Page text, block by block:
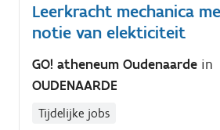
Leerkracht mechanica
notie van elekticiteit
GO! atheneum Oudenaarde in
OUDENAARDE
Tijdelijke jobs